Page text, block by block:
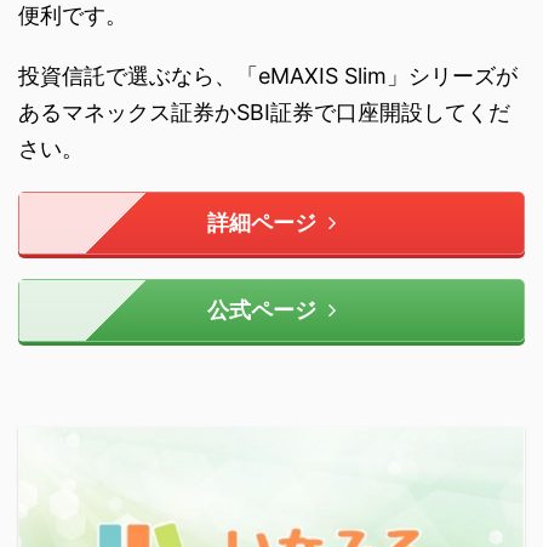
便利です。
投資信託で選ぶなら、「eMAXIS Slim」シリーズが
あるマネックス証券かSBI証券で口座開設してくだ
さい。
詳細ページ
公式ページ